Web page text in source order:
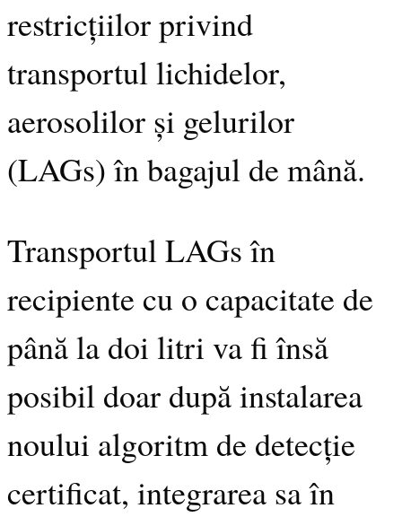
restricțiilor privind
transportul lichidelor,
aerosolilor și gelurilor
(LAGs) în bagajul de mână.
Transportul LAGs în
recipiente cu o capacitate de
până la doi litri va fi însă
posibil doar după instalarea
noului algoritm de detecție
certificat, integrarea sa în